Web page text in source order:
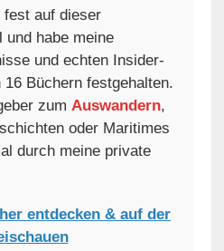
auf dieser
und habe meine
und echten Insider-
Büchern festgehalten.
zum Auswandern,
oder Maritimes
durch meine private
entdecken & auf der